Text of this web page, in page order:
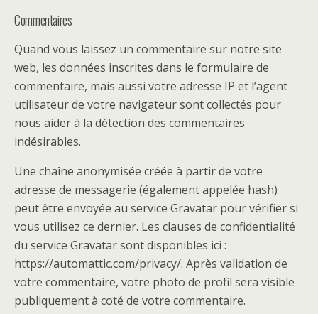
Commentaires
Quand vous laissez un commentaire sur notre site
web, les données inscrites dans le formulaire de
commentaire, mais aussi votre adresse IP et l’agent
utilisateur de votre navigateur sont collectés pour
nous aider à la détection des commentaires
indésirables.
Une chaîne anonymisée créée à partir de votre
adresse de messagerie (également appelée hash)
peut être envoyée au service Gravatar pour vérifier si
vous utilisez ce dernier. Les clauses de confidentialité
du service Gravatar sont disponibles ici :
https://automattic.com/privacy/. Après validation de
votre commentaire, votre photo de profil sera visible
publiquement à coté de votre commentaire.